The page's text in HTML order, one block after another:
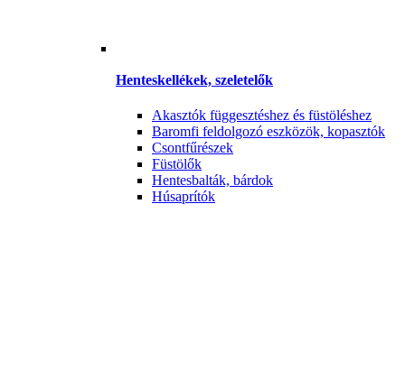
Henteskellékek, szeletelők
Akasztók függesztéshez és füstöléshez
Baromfi feldolgozó eszközök, kopasztók
Csontfűrészek
Füstölők
Hentesbalták, bárdok
Húsaprítók